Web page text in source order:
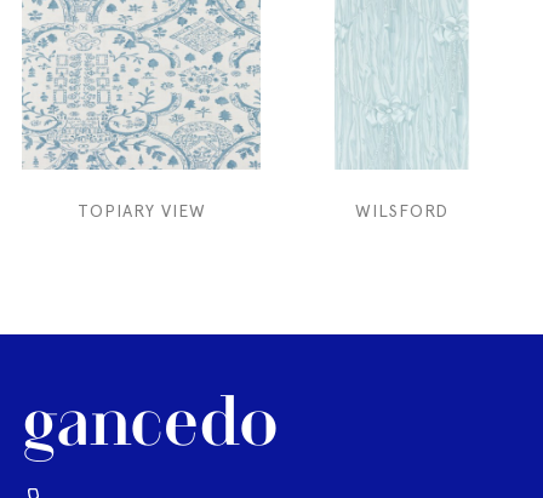
TOPIARY VIEW WILSFORD